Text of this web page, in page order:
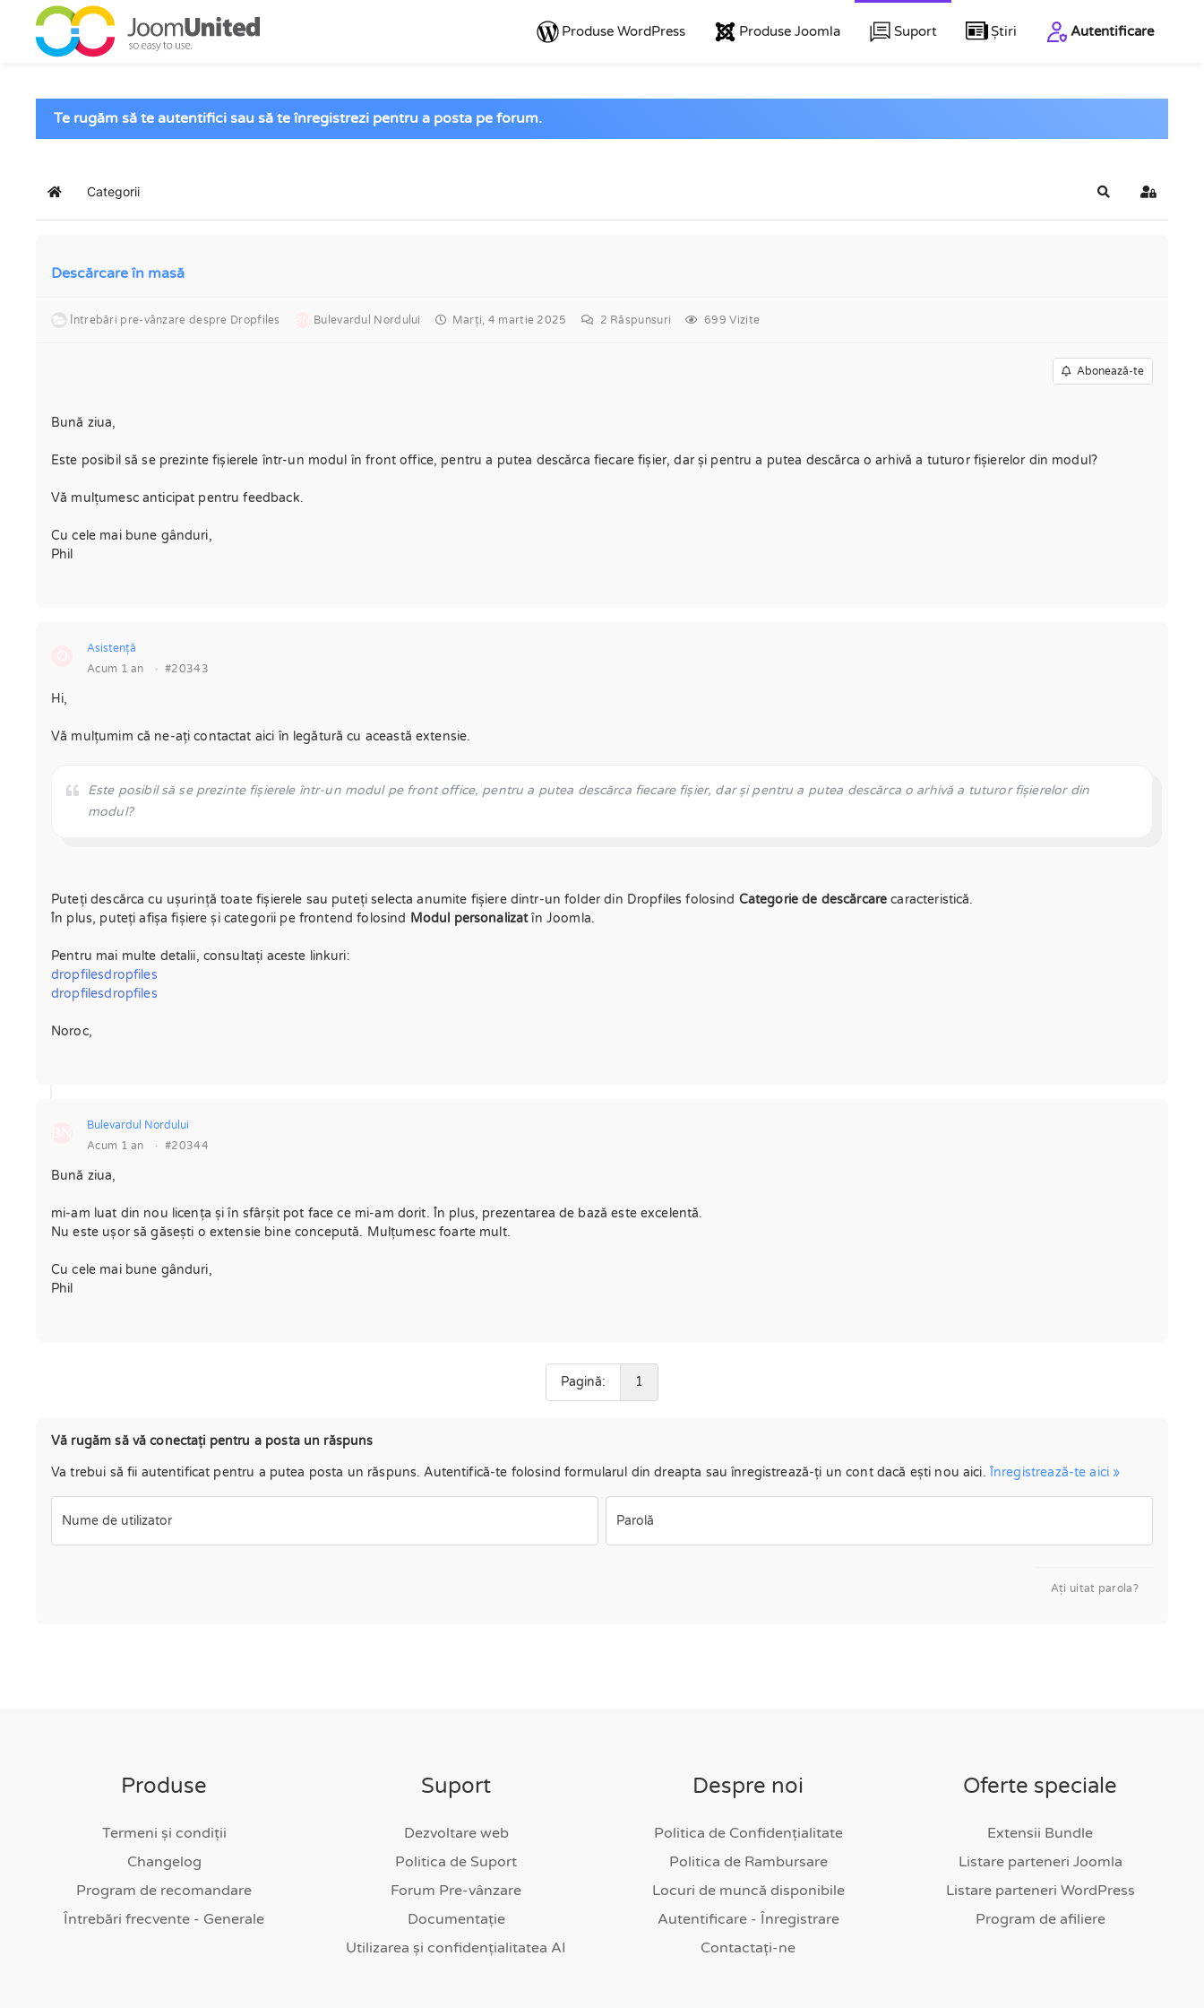
Sari la conținutul principal
Produse WordPress Produse Joomla Suport Știri Autentificare
Te rugăm să te autentifici sau să te înregistrezi pentru a posta pe forum.
AcasăCategorii Căutare
Descărcare în masă
Întrebări pre-vânzare despre Dropfiles Bulevardul Nordului Marți, 4 martie 2025 2 Răspunsuri 699 Vizite
Abonează-te
Bună ziua,
Este posibil să se prezinte fișierele într-un modul în front office, pentru a putea descărca fiecare fișier, dar și pentru a putea descărca o arhivă a tuturor fișierelor din modul?
Vă mulțumesc anticipat pentru feedback.
Cu cele mai bune gânduri,
Phil
Asistenţă
Acum 1 an
· #20343
Hi,
Vă mulțumim că ne-ați contactat aici în legătură cu această extensie.
Este posibil să se prezinte fișierele într-un modul pe front office, pentru a putea descărca fiecare fișier, dar și pentru a putea descărca o arhivă a tuturor fișierelor din
modul?
Puteți descărca cu ușurință toate fișierele sau puteți selecta anumite fișiere dintr-un folder din Dropfiles folosind Categorie de descărcare caracteristică.
În plus, puteți afișa fișiere și categorii pe frontend folosind Modul personalizatîn Joomla.
Pentru mai multe detalii, consultați aceste linkuri:
dropfilesdropfiles
dropfilesdropfiles
Noroc,
Bulevardul Nordului
Acum 1 an
· #20344
Bună ziua,
mi-am luat din nou licența și în sfârșit pot face ce mi-am dorit. În plus, prezentarea de bază este excelentă.
Nu este ușor să găsești o extensie bine concepută. Mulțumesc foarte mult.
Cu cele mai bune gânduri,
Phil
Pagină: 1
Vă rugăm să vă conectați pentru a posta un răspuns
Va trebui să fii autentificat pentru a putea posta un răspuns. Autentifică-te folosind formularul din dreapta sau înregistrează-ți un cont dacă ești nou aici. Înregistrează-te aici »
Nume de utilizator Parolă
Aţi uitat parola?
Produse
Termeni și condiții
Changelog
Program de recomandare
Întrebări frecvente - Generale
Suport
Dezvoltare web
Politica de Suport
Forum Pre-vânzare
Documentație
Utilizarea și confidențialitatea AI
Despre noi
Politica de Confidențialitate
Politica de Rambursare
Locuri de muncă disponibile
Autentificare - Înregistrare
Contactați-ne
Oferte speciale
Extensii Bundle
Listare parteneri Joomla
Listare parteneri WordPress
Program de afiliere